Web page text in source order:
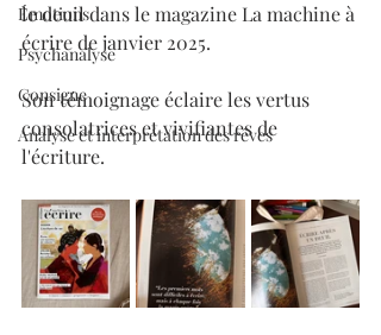
Émotions
Psychanalyse
Consigne
Analyse et interprétation des rêves
le deuil dans le magazine La machine à
écrire de janvier 2025.
Son témoignage éclaire les vertus
consolatrices et vivifiantes de
l'écriture.